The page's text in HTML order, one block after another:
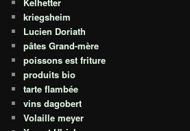
kriegsheim
Lucien Doriath
pâtes Grand-mère
poissons est friture
produits bio
tarte flambée
vins dagobert
Volaille meyer